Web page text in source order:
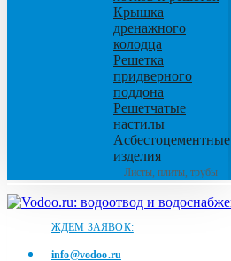
Крышка
дренажного
колодца
Решетка
придверного
поддона
Решетчатые
настилы
Асбестоцементные
изделия
Листы, плиты, трубы
ЖДЕМ ЗАЯВОК:
info@vodoo.ru